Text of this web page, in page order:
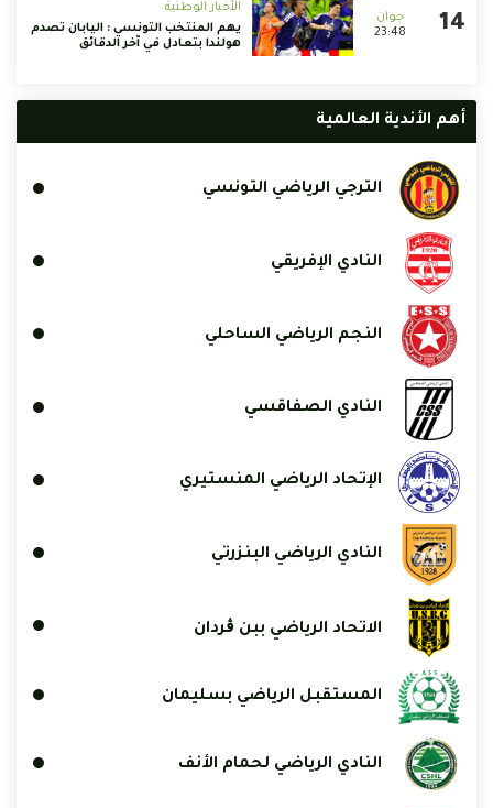
23:48
الأخبار الوطنية
يهم المنتخب التونسي : اليابان تصدم
هولندا بتعادل في آخر الدقائق
أهم الأندية العالمية
الترجي الرياضي التونسي
النادي الإفريقي
النجم الرياضي الساحلي
النادي الصفاقسي
الإتحاد الرياضي المنستيري
النادي الرياضي البنزرتي
الاتحاد الرياضي ببن ڨردان
المستقبل الرياضي بسليمان
النادي الرياضي لحمام الأنف